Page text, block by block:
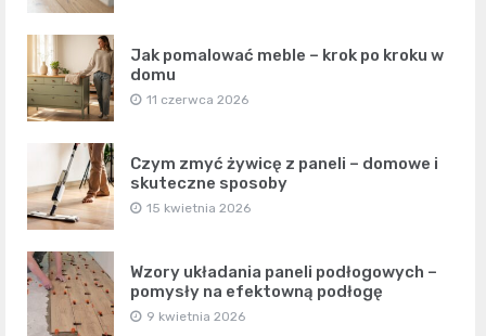
Jak pomalować meble – krok po kroku w
domu
11 czerwca 2026
Czym zmyć żywicę z paneli – domowe i
skuteczne sposoby
15 kwietnia 2026
Wzory układania paneli podłogowych –
pomysły na efektowną podłogę
9 kwietnia 2026